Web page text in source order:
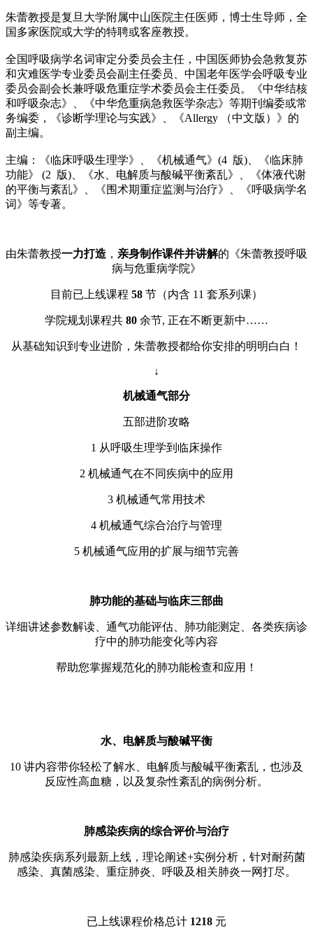
朱蕾教授是复旦大学附属中山医院主任医师，博士生导师，全
国多家医院或大学的特聘或客座教授。
全国呼吸病学名词审定分委员会主任，中国医师协会急救复苏
和灾难医学专业委员会副主任委员、中国老年医学会呼吸专业
委员会副会长兼呼吸危重症学术委员会主任委员。《中华结核
和呼吸杂志》、《中华危重病急救医学杂志》等期刊编委或常
务编委，《诊断学理论与实践》、《Allergy （中文版）》的
副主编。
主编：《临床呼吸生理学》、《机械通气》(4 版)、《临床肺
功能》 (2 版)、《水、电解质与酸碱平衡紊乱》、《体液代谢
的平衡与紊乱》、《围术期重症监测与治疗》、《呼吸病学名
词》等专著。
由朱蕾教授一力打造 ， 亲身制作课件并讲解的《朱蕾教授呼吸
病与危重病学院》
目前已上线课程 58 节（内含 11 套系列课）
学院规划课程共 80 余节, 正在不断更新中……
从基础知识到专业进阶，朱蕾教授都给你安排的明明白白！
↓
机械通气部分
五部进阶攻略
1 从呼吸生理学到临床操作
2 机械通气在不同疾病中的应用
3 机械通气常用技术
4 机械通气综合治疗与管理
5 机械通气应用的扩展与细节完善
肺功能的基础与临床三部曲
详细讲述参数解读、通气功能评估、肺功能测定、各类疾病诊
疗中的肺功能变化等内容
帮助您掌握规范化的肺功能检查和应用！
水、电解质与酸碱平衡
10 讲内容带你轻松了解水、电解质与酸碱平衡紊乱，也涉及
反应性高血糖，以及复杂性紊乱的病例分析。
肺感染疾病的综合评价与治疗
肺感染疾病系列最新上线，理论阐述+实例分析，针对耐药菌
感染、真菌感染、重症肺炎、呼吸及相关肺炎一网打尽。
已上线课程价格总计 1218 元